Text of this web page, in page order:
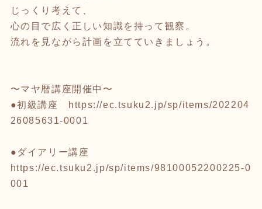
じっくり考えて、
心の目で広く正しい知識を持って観察。
流れを見ながら計画を立てていきましょう。
〜マヤ暦講座開催中〜
●初級講座
https://ec.tsuku2.jp/sp/items/202204
26085631-0001
●ダイアリー講座
https://ec.tsuku2.jp/sp/items/98100052200225-0
001